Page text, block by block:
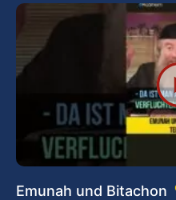
Emunah und Bitachon